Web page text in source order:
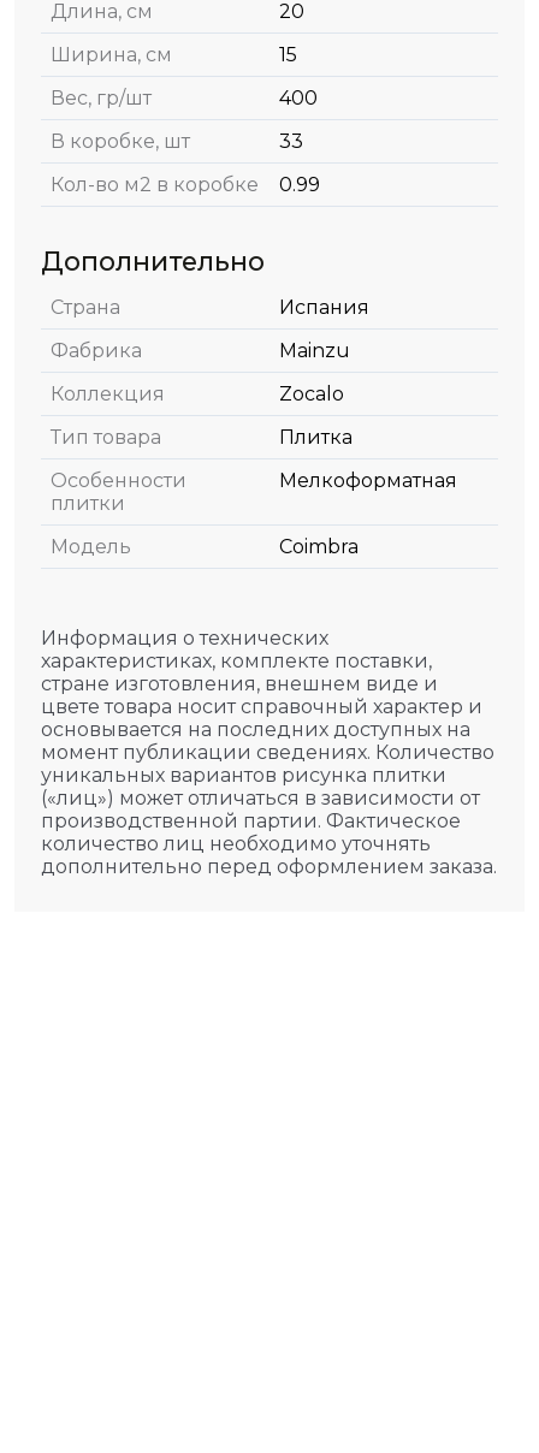
Длина, см
20
Ширина, см
15
Вес, гр/шт
400
В коробке, шт
33
Кол-во м2 в коробке
0.99
Дополнительно
Страна
Испания
Фабрика
Mainzu
Коллекция
Zocalo
Тип товара
Плитка
Особенности
плитки
Мелкоформатная
Модель Coimbra
Информация о технических
характеристиках, комплекте поставки,
стране изготовления, внешнем виде и
цвете товара носит справочный характер и
основывается на последних доступных на
момент публикации сведениях. Количество
уникальных вариантов рисунка плитки
(«лиц») может отличаться в зависимости от
производственной партии. Фактическое
количество лиц необходимо уточнять
дополнительно перед оформлением заказа.